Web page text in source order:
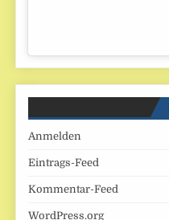
Anmelden
Eintrags-Feed
Kommentar-Feed
WordPress.org